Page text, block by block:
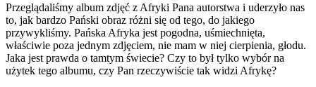
Przeglądaliśmy album zdjęć z Afryki Pana autorstwa i uderzyło nas
to, jak bardzo Pański obraz różni się od tego, do jakiego
przywykliśmy. Pańska Afryka jest pogodna, uśmiechnięta,
właściwie poza jednym zdjęciem, nie mam w niej cierpienia, głodu.
Jaka jest prawda o tamtym świecie? Czy to był tylko wybór na
użytek tego albumu, czy Pan rzeczywiście tak widzi Afrykę?